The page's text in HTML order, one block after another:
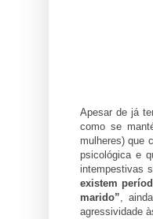
Apesar de já
como se
mulheres) que
psicológica e
intempestivas
existem
marido”,
agressividade